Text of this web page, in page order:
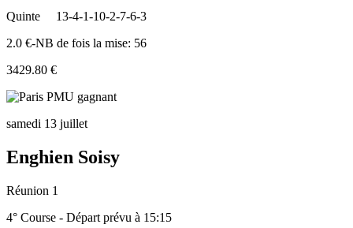
Quinte
13-4-1-10-2-7-6-3
2.0 €-NB de fois la mise: 56
3429.80 €
samedi 13 juillet
Enghien Soisy
Réunion 1
4° Course - Départ prévu à 15:15